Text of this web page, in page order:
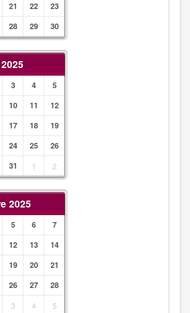
21 22
23
28 29 30
3 4
5
10 11
12
17 18
19
24 25
26
31 1 2
2025
5 6
7
12 13
14
19 20
21
26 27
28
3 4 5